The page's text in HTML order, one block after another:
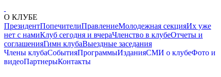
О КЛУБЕ
ПрезидентПопечителиПравлениеМолодежная секцияИх уже
нет с намиКлуб сегодня и вчераЧленство в клубеОтчеты и
соглашенияГимн клубаВыездные заседания
Члены клубаСобытияПрограммыИзданияСМИ о клубеФото и
видеоПартнерыКонтакты